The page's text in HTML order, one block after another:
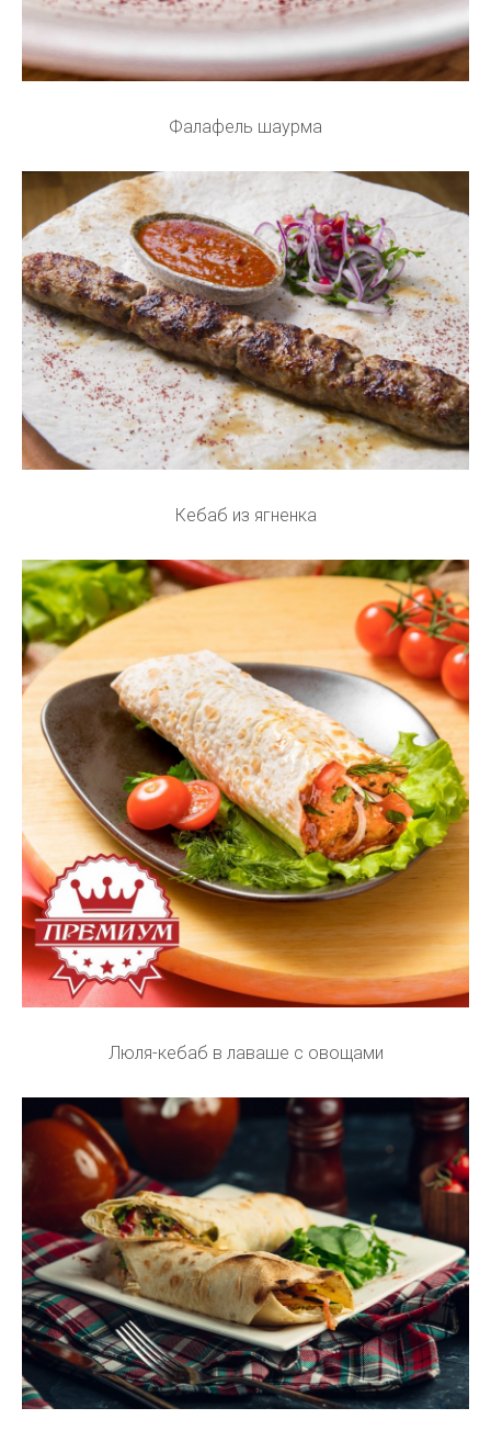
Фалафель шаурма
Кебаб из ягненка
Люля-кебаб в лаваше с овощами